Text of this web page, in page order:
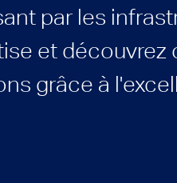
par les
et
grâce à